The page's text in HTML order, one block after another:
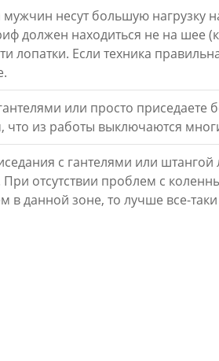
несут большую
должен находиться не на шее
Если техника
или просто
что из работы выключаются
с гантелями или
отсутствии проблем с
данной зоне, то лучше все-